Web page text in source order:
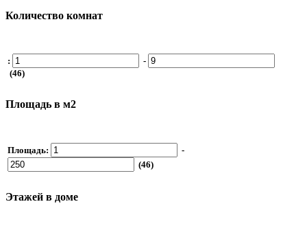
Количество комнат
:
-
(46)
Площадь в м2
Площадь:
-
(46)
Этажей в доме